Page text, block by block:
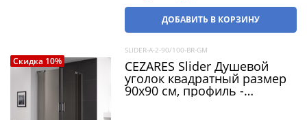
ДОБАВИТЬ В КОРЗИНУ
Скидка 10%
SLIDER-A-2-90/100-BR-GM
CEZARES Slider Душевой
уголок квадратный размер
90x90 см, профиль -